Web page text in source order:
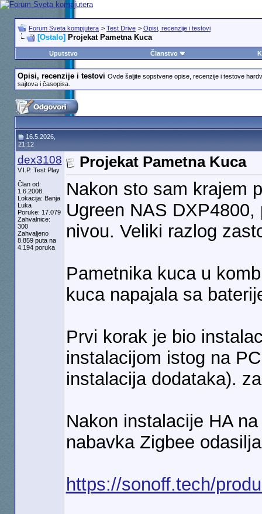
Forum Sveta kompjutera > Test Drive > Opisi, recenzije i testovi
[Ostalo] Projekat Pametna Kuca
Uputstvo Članstvo
Opisi, recenzije i testovi Ovde šaljite sopstvene opise, recenzije i testove
sajtova i časopisa.
16.5.2026,
21:12
dex3108
V.I.P. Test Play
Član od:
1.6.2008.
Lokacija: Banja
Luka
Poruke: 17.079
Zahvalnice:
300
Zahvaljeno
8.859 puta na
4.194 poruka
Projekat Pametna Kuca
Nakon sto sam krajem
Ugreen NAS
nivou. Veliki razlog
Pametnika kuca u
kuca napajala sa
Prvi korak je bio
instalacijom istog na
instalacija dodataka).
Nakon instalacije HA
nabavka Zigbee
https://sonoff.tech/